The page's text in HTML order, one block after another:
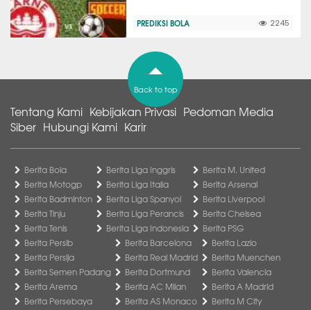
PREDIKSI BOLA 2245
Back to top
Tentang Kami Kebijakan Privasi Pedoman Media
Siber Hubungi Kami Karir
Berita Bola
Berita Motogp
Berita Badminton
Berita Tinju
Berita Tenis
Berita Liga Inggris
Berita Liga Italia
Berita Liga Spanyol
Berita Liga Perancis
Berita Liga Indonesia
Berita M. United
Berita Arsenal
Berita Liverpool
Berita Chelsea
Berita PSG
Berita Persib
Berita Persija
Berita Semen Padang
Berita Arema
Berita Persebaya
Berita Barcelona
Berita Real Madrid
Berita Dortmund
Berita AC Milan
Berita AS Monaco
Berita Lazio
Berita Muenchen
Berita Valencia
Berita A Madrid
Berita M City